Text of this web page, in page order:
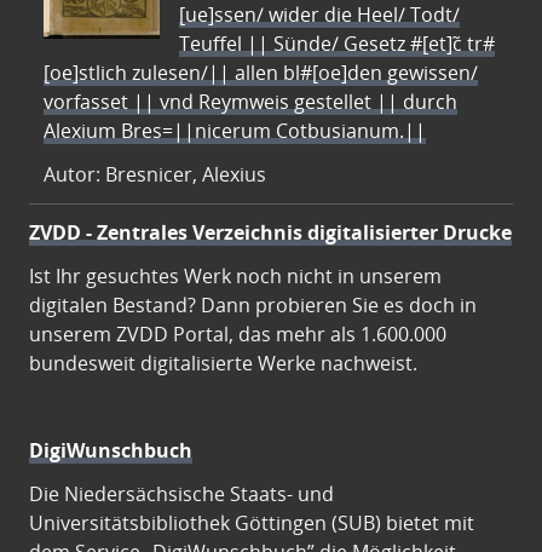
[ue]ssen/ wider die Heel/ Todt/
Teuffel || Sünde/ Gesetz #[et]c̃ tr#
[oe]stlich zulesen/|| allen bl#[oe]den gewissen/
vorfasset || vnd Reymweis gestellet || durch
Alexium Bres=||nicerum Cotbusianum.||
Autor: Bresnicer, Alexius
ZVDD - Zentrales Verzeichnis digitalisierter Drucke
Ist Ihr gesuchtes Werk noch nicht in unserem
digitalen Bestand? Dann probieren Sie es doch in
unserem ZVDD Portal, das mehr als 1.600.000
bundesweit digitalisierte Werke nachweist.
DigiWunschbuch
Die Niedersächsische Staats- und
Universitätsbibliothek Göttingen (SUB) bietet mit